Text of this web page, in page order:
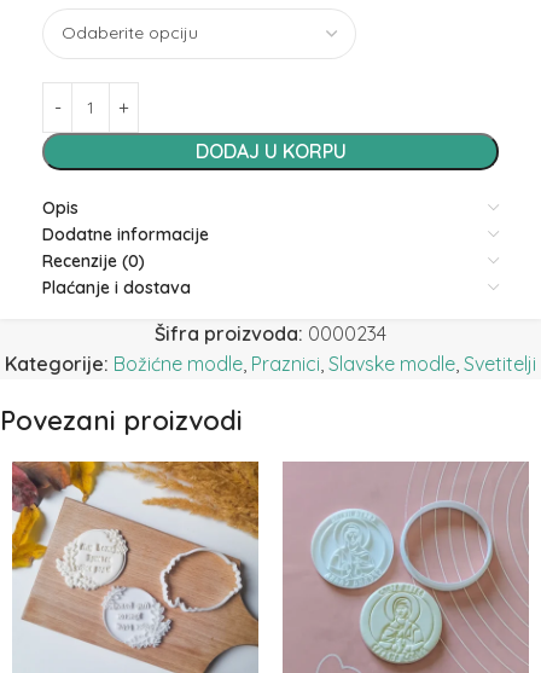
DODAJ U KORPU
Opis
Dodatne informacije
Recenzije (0)
Plaćanje i dostava
Šifra proizvoda: 0000234
Kategorije: Božićne modle, Praznici, Slavske modle, Svetitelji
Povezani proizvodi